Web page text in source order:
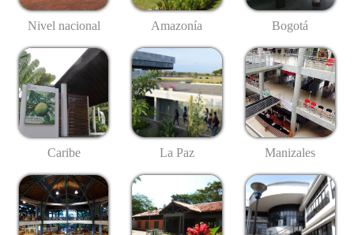
Nivel nacional Amazonía Bogotá
Caribe La Paz Manizales